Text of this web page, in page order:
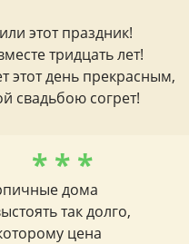
этот праздник!
тридцать лет!
этот день прекрасным,
свадьбою согрет!
* * *
дома
так долго,
цена